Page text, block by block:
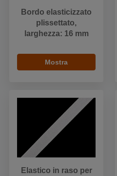
Bordo elasticizzato
plissettato,
larghezza: 16 mm
Mostra
Elastico in raso per